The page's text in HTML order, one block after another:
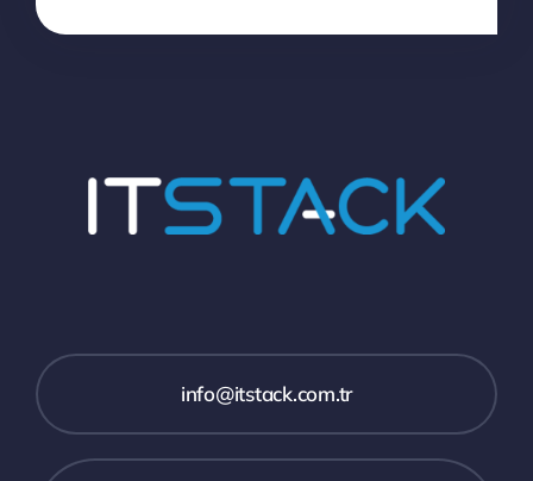
info@itstack.com.tr